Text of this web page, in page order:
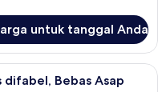
untuk tanggal Anda
1 Tempat Tidur King, akses
difabel, Bebas Asap